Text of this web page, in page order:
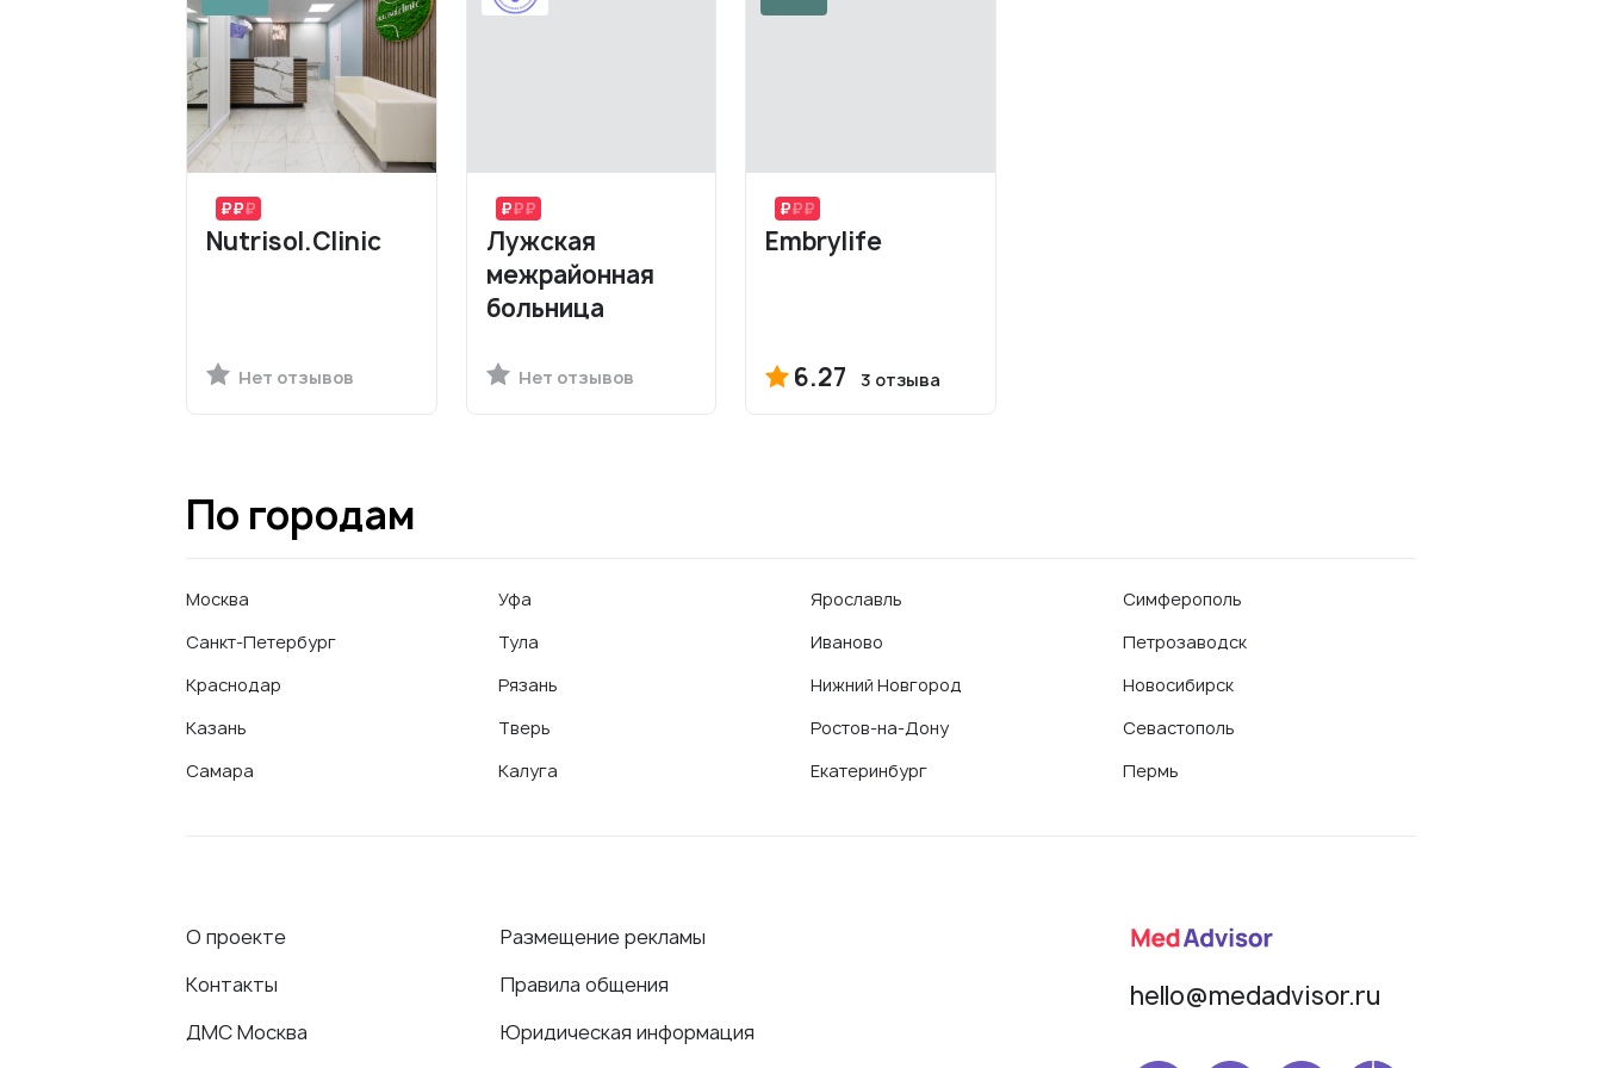
Nutrisol.Clinic
Нет отзывов
Лужская
межрайонная
больница
Нет отзывов
Embrylife
6.27 3 отзыва
По городам
Москва
Санкт-Петербург
Краснодар
Казань
Самара
Уфа
Тула
Рязань
Тверь
Калуга
Ярославль
Иваново
Нижний Новгород
Ростов-на-Дону
Екатеринбург
Симферополь
Петрозаводск
Новосибирск
Севастополь
Пермь
О проекте
Контакты
ДМС Москва
Размещение рекламы
Правила общения
Юридическая информация
hello@medadvisor.ru